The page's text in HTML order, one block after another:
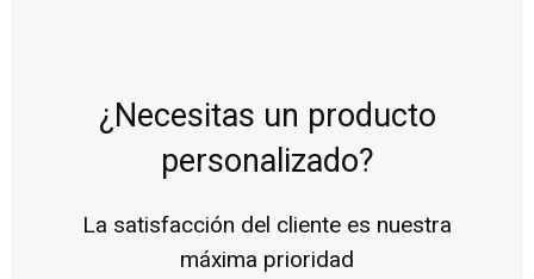
¿Necesitas un producto
personalizado?
La satisfacción del cliente es nuestra
máxima prioridad